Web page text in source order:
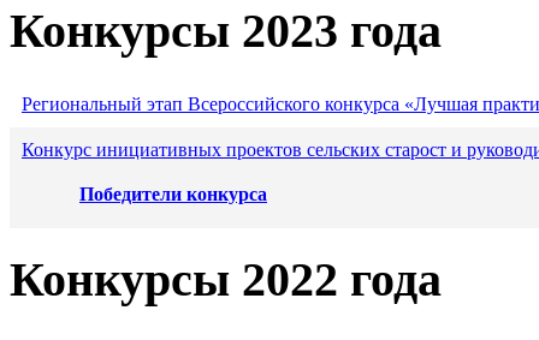
Конкурсы 2023 года
Региональный этап Всероссийского конкурса «Лучшая
Конкурс инициативных проектов сельских старост и
Победители конкурса
Конкурсы 2022 года